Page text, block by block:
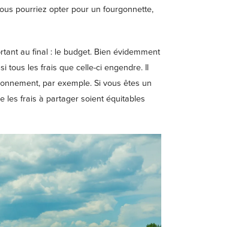
pourriez opter pour un fourgonnette,
au final : le budget. Bien évidemment
tous les frais que celle-ci engendre. Il
par exemple. Si vous êtes un
les frais à partager soient équitables